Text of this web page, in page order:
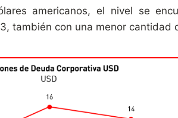
americanos, el nivel se
también con una menor cantidad